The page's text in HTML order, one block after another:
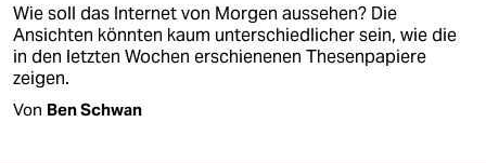
Wie soll das Internet von Morgen aussehen? Die
Ansichten könnten kaum unterschiedlicher sein, wie die
in den letzten Wochen erschienenen Thesenpapiere
zeigen.
Von Ben Schwan